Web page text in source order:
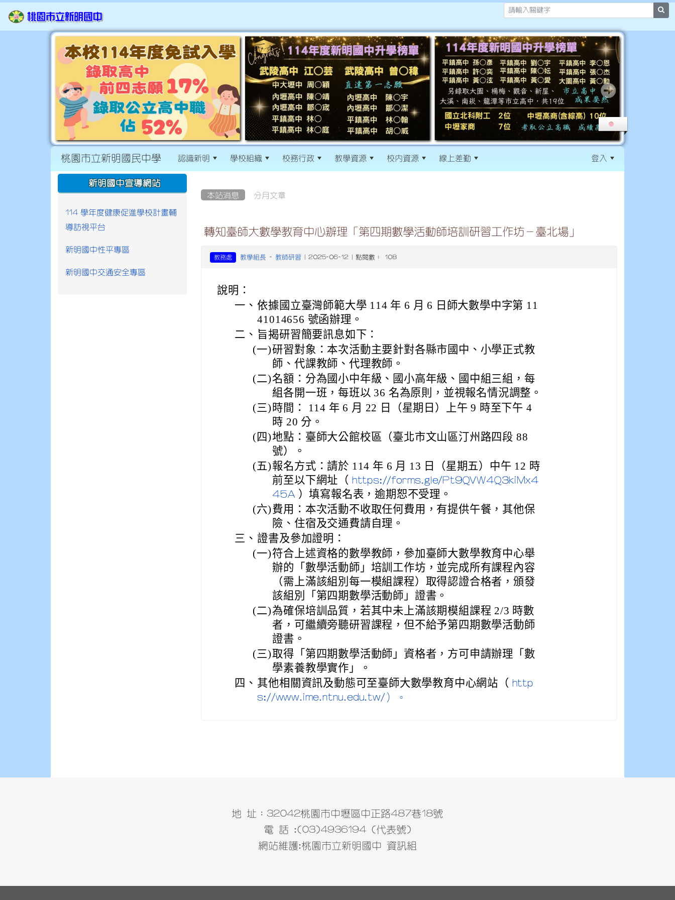
桃園市立新明國民中學 認識新明 學校組織 校務行政 教學資源 校內資源 線上差勤 登入
本站消息 分月文章
轉知臺師大數學教育中心辦理「第四期數學活動師培訓研習工作坊－臺北場」
教務處 教學組長 - 教師研習 | 2025-06-12 | 點閱數： 108
說明：
一、 依據國立臺灣師範大學 114 年 6 月 6 日師大數學中字第 11
41014656 號函辦理。
二、 旨揭研習簡要訊息如下：
(一)研習對象：本次活動主要針對各縣市國中、小學正式教
師、代課教師、代理教師。
(二)名額：分為國小中年級、國小高年級、國中組三組，每
組各開一班，每班以 36 名為原則，並視報名情況調整。
(三) 時間： 114 年 6 月 22 日（星期日）上午 9 時至下午 4
時 20 分。
(四)地點：臺師大公館校區（臺北市文山區汀州路四段 88
號）。
(五)報名方式：請於 114 年 6 月 13 日（星期五）中午 12 時
前至以下網址（ https://forms.gle/Pt9QVW4Q3kiMx4
45A ）填寫報名表，逾期恕不受理。
(六)費用：本次活動不收取任何費用，有提供午餐，其他保
險、住宿及交通費請自理。
三、 證書及參加證明：
(一)符合上述資格的數學教師，參加臺師大數學教育中心舉
辦的「數學活動師」培訓工作坊，並完成所有課程內容
（需上滿該組別每一模組課程）取得認證合格者，頒發
該組別「第四期數學活動師」證書。
(二)為確保培訓品質，若其中未上滿該期模組課程 2/3 時數
者，可繼續旁聽研習課程，但不給予第四期數學活動師
證書。
(三)取得「第四期數學活動師」資格者，方可申請辦理「數
學素養教學實作」。
四、 其他相關資訊及動態可至臺師大數學教育中心網站（ http
s://www.ime.ntnu.edu.tw/）。
:::
新明國中宣導網站
114 學年度健康促進學校計畫輔
導訪視平台
新明國中性平專區
新明國中交通安全專區
地 址：32042桃園市中壢區中正路487巷18號
電 話 :(03)4936194 (代表號)
網站維護:桃園市立新明國中 資訊組